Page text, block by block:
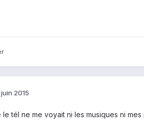
juin 2015
le tél ne me voyait ni les musiques ni